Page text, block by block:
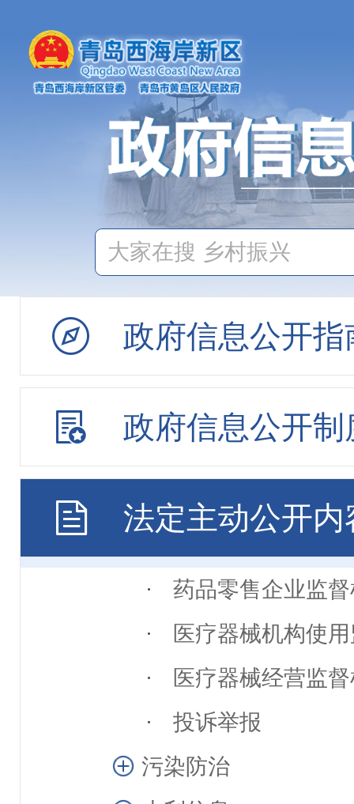
政府信息公开指
政府信息公开制
法定主动公开内
公共资源配置
社会公益事业
公共监管信息
行政执法公示
市场监管
产品质量监管
食品药品监管
特殊食品生产经
不合格食品核查
药品零售企业监
医疗器械机构使
医疗器械经营监
投诉举报
污染防治